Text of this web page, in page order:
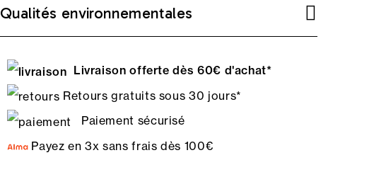
Qualités environnementales
Livraison offerte dès 60€ d'achat*
Retours gratuits sous 30 jours*
Paiement sécurisé
Payez en 3x sans frais dès 100€